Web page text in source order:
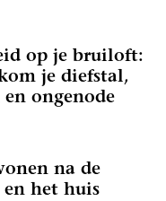
op je bruiloft:
je diefstal,
ongenode
na de
het huis